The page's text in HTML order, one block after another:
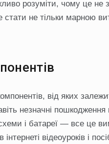
розуміти, чому це не
стати не тільки марною
від яких
незначні
і батареї — все це
відеоуроків і